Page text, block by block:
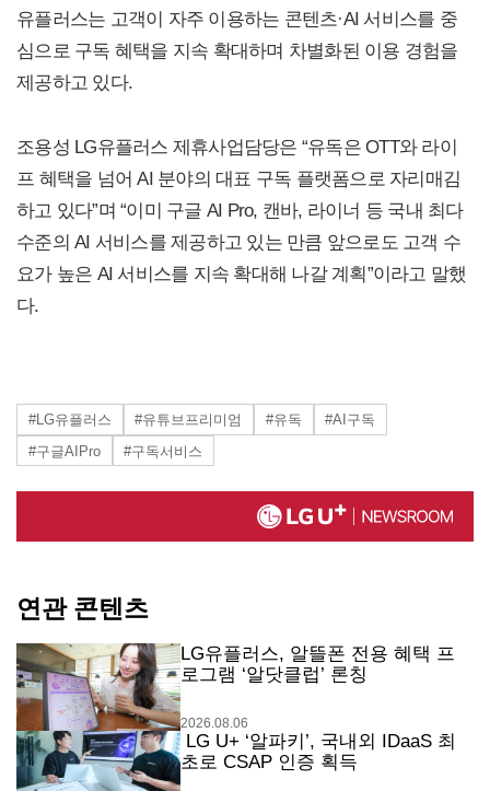
유플러스는 고객이 자주 이용하는 콘텐츠·AI 서비스를 중
심으로 구독 혜택을 지속 확대하며 차별화된 이용 경험을
제공하고 있다.
조용성 LG유플러스 제휴사업담당은 “유독은 OTT와 라이
프 혜택을 넘어 AI 분야의 대표 구독 플랫폼으로 자리매김
하고 있다”며 “이미 구글 AI Pro, 캔바, 라이너 등 국내 최다
수준의 AI 서비스를 제공하고 있는 만큼 앞으로도 고객 수
요가 높은 AI 서비스를 지속 확대해 나갈 계획”이라고 말했
다.
#LG유플러스 #유튜브프리미엄 #유독
#AI구독
#구글AIPro
#구독서비스
연관 콘텐츠
LG유플러스, 알뜰폰 전용 혜택 프
로그램 ‘알닷클럽’ 론칭
2026.08.06
LG U+ ‘알파키’, 국내외 IDaaS 최
초로 CSAP 인증 획득